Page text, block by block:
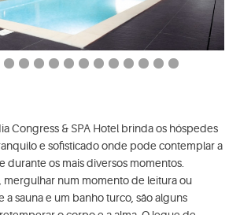
Congress & SPA Hotel brinda os hóspedes
e sofisticado onde pode contemplar a
durante os mais diversos momentos.
mergulhar num momento de leitura ou
a sauna e um banho turco, são alguns